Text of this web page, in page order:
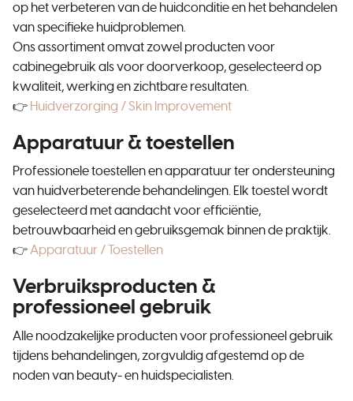
op het verbeteren van de huidconditie en het behandelen
van specifieke huidproblemen.
Ons assortiment omvat zowel producten voor
cabinegebruik als voor doorverkoop, geselecteerd op
kwaliteit, werking en zichtbare resultaten.
👉 Huidverzorging / Skin Improvement
Apparatuur & toestellen
Professionele toestellen en apparatuur ter ondersteuning
van huidverbeterende behandelingen. Elk toestel wordt
geselecteerd met aandacht voor efficiëntie,
betrouwbaarheid en gebruiksgemak binnen de praktijk.
👉 Apparatuur / Toestellen
Verbruiksproducten &
professioneel gebruik
Alle noodzakelijke producten voor professioneel gebruik
tijdens behandelingen, zorgvuldig afgestemd op de
noden van beauty- en huidspecialisten.